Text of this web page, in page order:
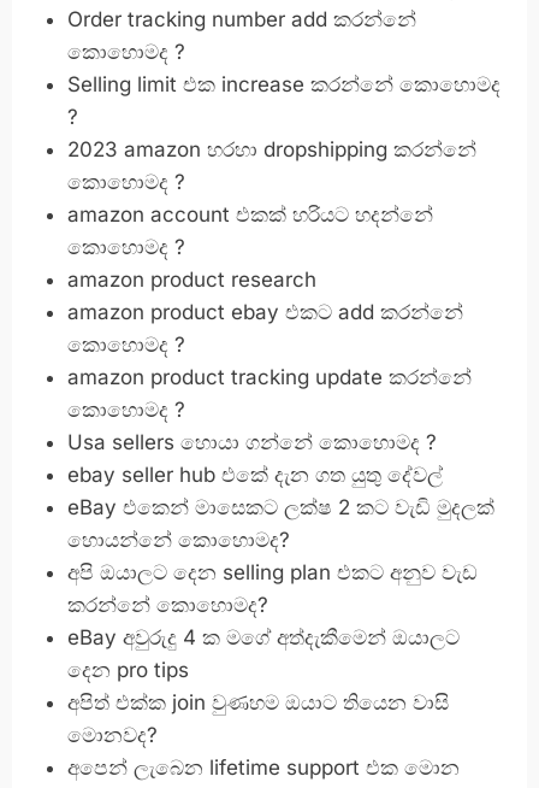
Order tracking number add කරන්නේ
කොහොමද ?
Selling limit එක increase කරන්නේ කොහොමද
?
2023 amazon හරහා dropshipping කරන්නේ
කොහොමද ?
amazon account එකක් හරියට හදන්නේ
කොහොමද ?
amazon product research
amazon product ebay එකට add කරන්නේ
කොහොමද ?
amazon product tracking update කරන්නේ
කොහොමද ?
Usa sellers හොයා ගන්නේ කොහොමද ?
ebay seller hub එකේ දැන ගත යුතු දේවල්
eBay එකෙන් මාසෙකට ලක්ෂ 2 කට වැඩි මුදලක්
හොයන්නේ කොහොමද?
අපි ඔයාලට දෙන selling plan එකට අනුව වැඩ
කරන්නේ කොහොමද?
eBay අවුරුදු 4 ක මගේ අත්දැකීමෙන් ඔයාලට
දෙන pro tips
අපිත් එක්ක join වුණහම ඔයාට තියෙන වාසි
මොනවද?
අපෙන් ලැබෙන lifetime support එක මොන